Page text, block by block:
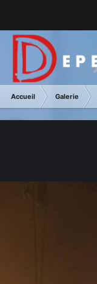
Accueil Galerie